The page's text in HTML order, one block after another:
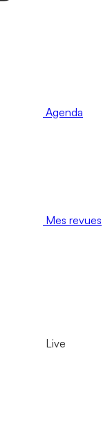
Agenda
Mes revues
Live